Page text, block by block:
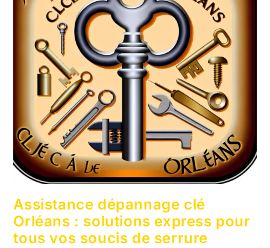
Assistance dépannage clé
Orléans : solutions express pour
tous vos soucis de serrure